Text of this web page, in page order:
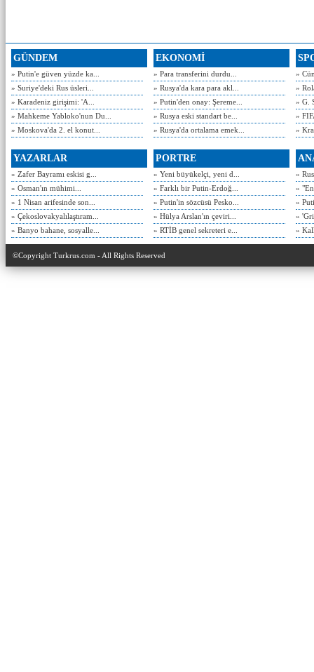
GÜNDEM
» Putin'e güven yüzde ka...
» Suriye'deki Rus üsleri...
» Karadeniz girişimi: 'A...
» Mahkeme Yabloko'nun Du...
» Moskova'da 2. el konut...
EKONOMİ
» Para transferini durdu...
» Rusya'da kara para akl...
» Putin'den onay: Şereme...
» Rusya eski standart be...
» Rusya'da ortalama emek...
»
»
» G.
»
»
YAZARLAR
» Zafer Bayramı eskisi g...
» Osman'ın mühimi...
» 1 Nisan arifesinde son...
» Çekoslovakyalılaştıram...
» Banyo bahane, sosyalle...
PORTRE
» Yeni büyükelçi, yeni d...
» Farklı bir Putin-Erdoğ...
» Putin'in sözcüsü Pesko...
» Hülya Arslan'ın çeviri...
» RTİB genel sekreteri e...
»
»
»
»
»
©Copyright Turkrus.com - All Rights Reserved